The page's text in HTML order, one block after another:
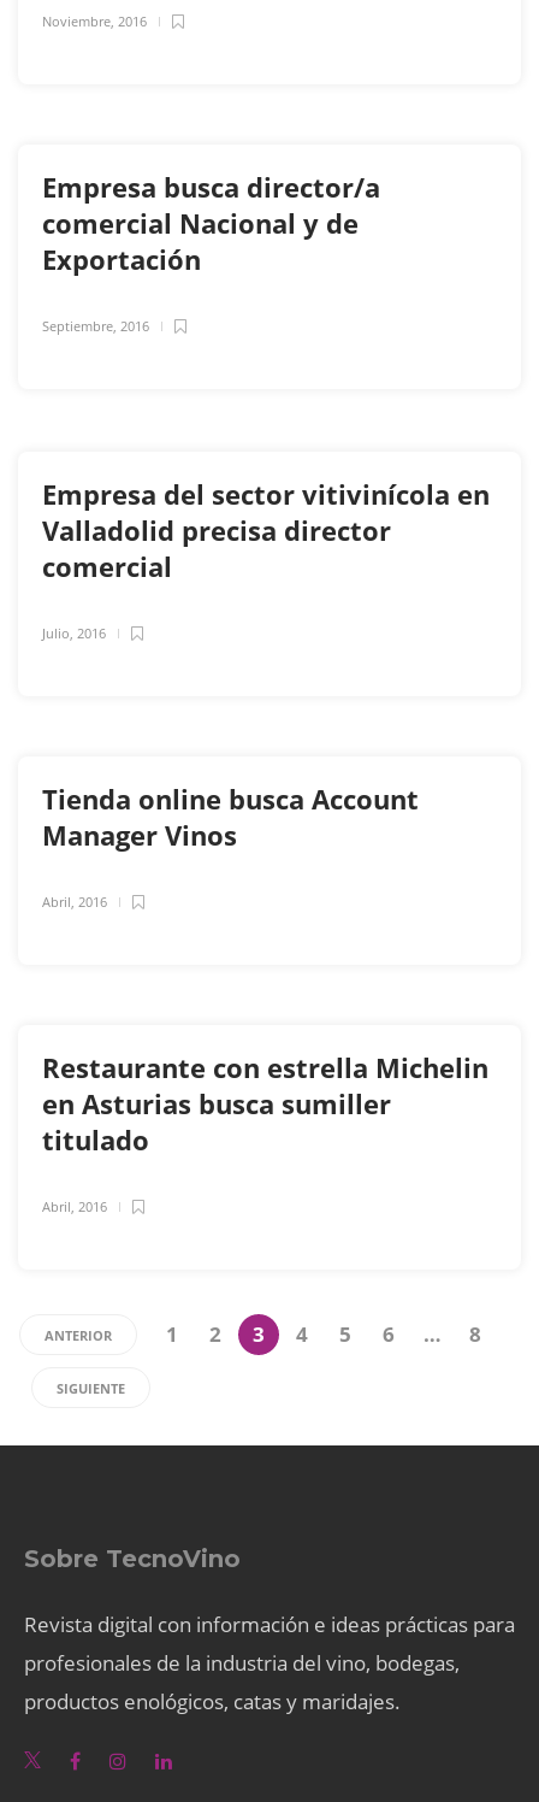
Noviembre, 2016
Empresa busca director/a
comercial Nacional y de
Exportación
Septiembre, 2016
Empresa del sector vitivinícola en
Valladolid precisa director
comercial
Julio, 2016
Tienda online busca Account
Manager Vinos
Abril, 2016
Restaurante con estrella Michelin
en Asturias busca sumiller
titulado
Abril, 2016
ANTERIOR 1 2 3 4 5 6 … 8
SIGUIENTE
Sobre TecnoVino
Revista digital con información e ideas prácticas para
profesionales de la industria del vino, bodegas,
productos enológicos, catas y maridajes.